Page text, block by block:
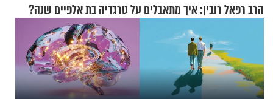
הרב רפאל רובין: איך מתאבלים על טרגדיה בת אלפיים שנה?